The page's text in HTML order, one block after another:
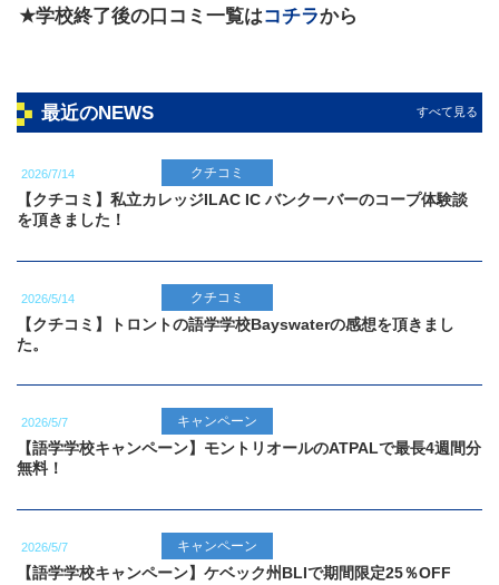
★学校終了後の口コミ一覧はコチラから
最近のNEWS
2026/7/14 クチコミ
【クチコミ】私立カレッジILAC IC バンクーバーのコープ体験談
を頂きました！
2026/5/14 クチコミ
【クチコミ】トロントの語学学校Bayswaterの感想を頂きまし
た。
2026/5/7 キャンペーン
【語学学校キャンペーン】モントリオールのATPALで最長4週間分
無料！
2026/5/7 キャンペーン
【語学学校キャンペーン】ケベック州BLIで期間限定25％OFF
すべて見る